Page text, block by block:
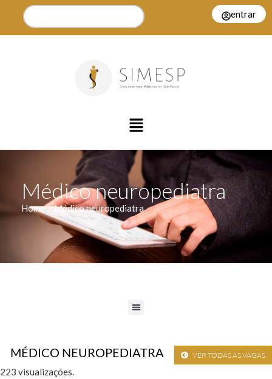
entrar
Médico neuropediatra
Home > Médico neuropediatra
VER TODAS AS VAGAS
MÉDICO NEUROPEDIATRA
223 visualizações.